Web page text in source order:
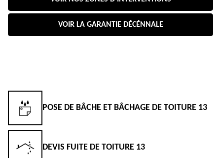
VOIR LA GARANTIE DÉCÉNNALE
POSE DE BÂCHE ET BÂCHAGE DE TOITURE 13
DEVIS FUITE DE TOITURE 13